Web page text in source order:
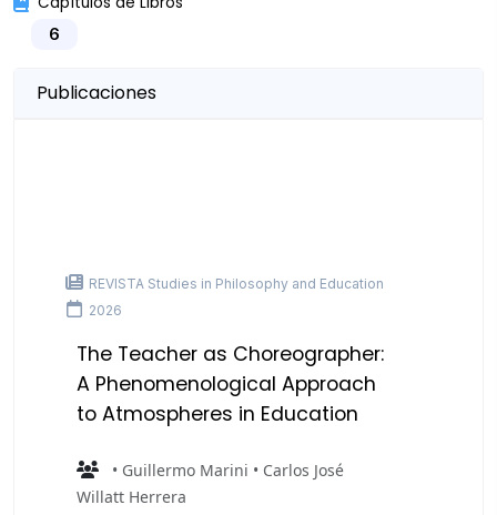
6
Publicaciones
REVISTA Studies in Philosophy and Education
2026
The Teacher as Choreographer:
A Phenomenological Approach
to Atmospheres in Education
• Guillermo Marini • Carlos José
Willatt Herrera